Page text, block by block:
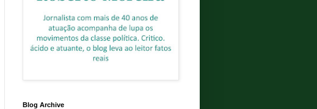
Blog Archive